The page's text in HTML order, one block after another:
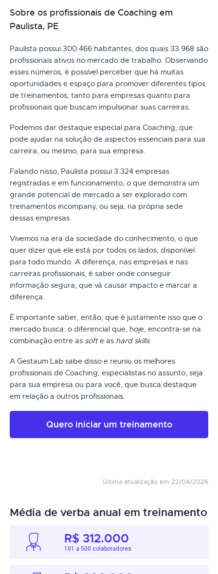
Sobre os profissionais de Coaching em
Paulista, PE
Paulista possui 300.466 habitantes, dos quais 33.968 são
profissionais ativos no mercado de trabalho. Observando
esses números, é possível perceber que há muitas
oportunidades e espaço para promover diferentes tipos
de treinamentos, tanto para empresas quanto para
profissionais que buscam impulsionar suas carreiras.
Podemos dar destaque especial para Coaching, que
pode ajudar na solução de aspectos essenciais para sua
carreira, ou mesmo, para sua empresa.
Falando nisso, Paulista possui 3.324 empresas
registradas e em funcionamento, o que demonstra um
grande potencial de mercado a ser explorado com
treinamentos incompany, ou seja, na própria sede
dessas empresas.
Vivemos na era da sociedade do conhecimento, o que
quer dizer que ele está por todos os lados, disponível
para todo mundo. A diferença, nas empresas e nas
carreiras profissionais, é saber onde conseguir
informação segura, que vá causar impacto e marcar a
diferença.
É importante saber, então, que é justamente isso que o
mercado busca: o diferencial que, hoje, encontra-se na
combinação entre as softe as hard skills.
A Gestaum Lab sabe disso e reuniu os melhores
profissionais de Coaching, especialistas no assunto, seja
para sua empresa ou para você, que busca destaque
em relação a outros profissionais.
Quero iniciar um treinamento
Última atualização em 22/04/2026
Média de verba anual em treinamento
R$ 312.000
101 a 500 colaboradores